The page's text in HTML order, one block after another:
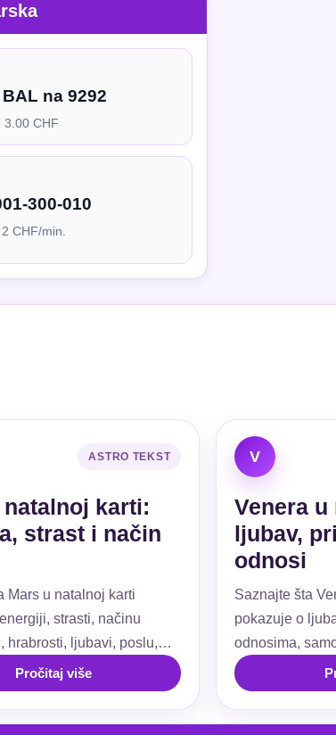
na 9292
3.00 CHF
300-010
CHF/min.
ASTRO TEKST
natalnoj karti:
strast i način
Mars u natalnoj karti
strasti, načinu
hrabrosti, ljubavi, poslu,
akciji.
Pročitaj više
V
Venera
ljubav,
odnosi
Saznajte šta
pokazuje o
odnosima,
uživanju,